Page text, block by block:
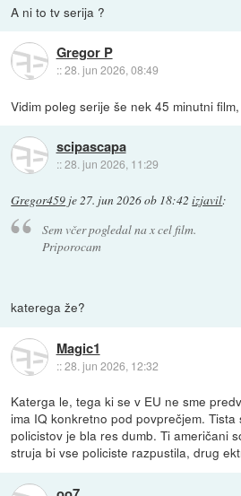
A ni to tv serija ?
Gregor P
::28. jun 2026, 08:49
Vidim poleg serije še nek 45 minutni
scipascapa
::28. jun 2026, 11:29
Gregor459 je27. jun 2026 ob 18:42 izjavil:
Sem včer pogledal na x cel film.
Priporocam
katerega že?
Magic1
::28. jun 2026, 12:32
Katerga le, tega ki se v EU ne sme
ima IQ konkretno pod povprečjem.
policistov je bla res dumb. Ti američani
struja bi vse policiste razpustila, drug